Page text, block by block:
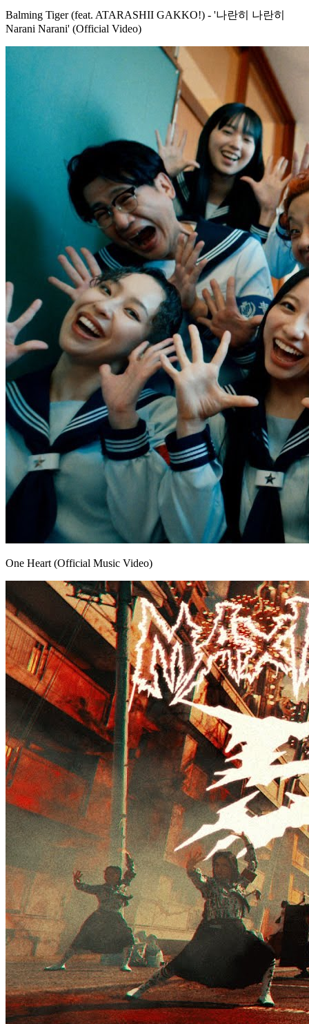
Balming Tiger (feat. ATARASHII GAKKO!) - '나란히 나란히
Narani Narani' (Official Video)
One Heart (Official Music Video)